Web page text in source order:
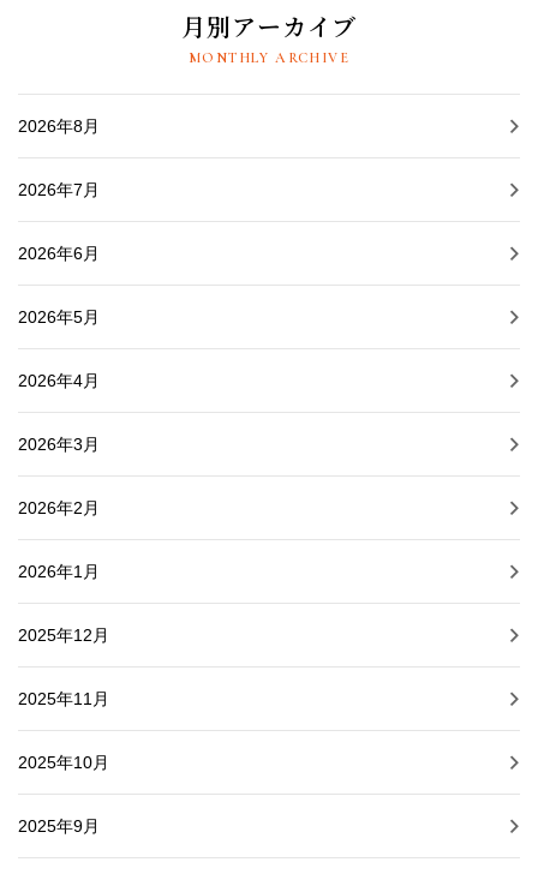
月別アーカイブ
MONTHLY ARCHIVE
2026年8月
2026年7月
2026年6月
2026年5月
2026年4月
2026年3月
2026年2月
2026年1月
2025年12月
2025年11月
2025年10月
2025年9月